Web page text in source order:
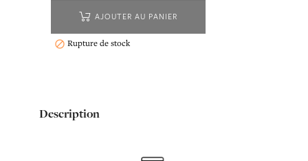
AJOUTER AU PANIER
 Rupture de stock
Description